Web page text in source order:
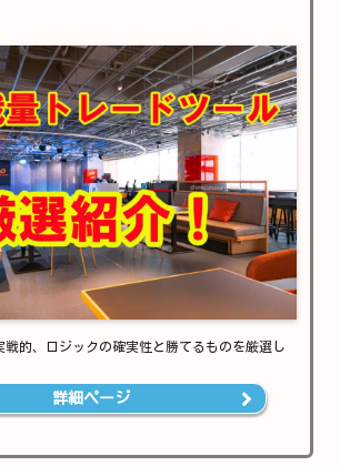
戦的、ロジックの確実性と勝てるものを厳選し
詳細ページ